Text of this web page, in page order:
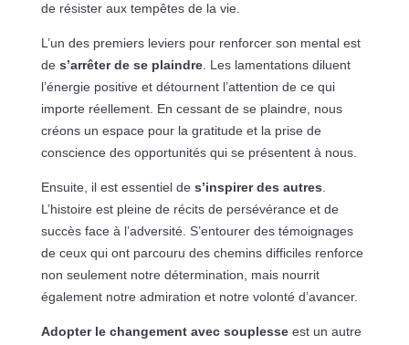
de résister aux tempêtes de la vie.
L’un des premiers leviers pour renforcer son mental est
de s’arrêter de se plaindre. Les lamentations diluent
l’énergie positive et détournent l’attention de ce qui
importe réellement. En cessant de se plaindre, nous
créons un espace pour la gratitude et la prise de
conscience des opportunités qui se présentent à nous.
Ensuite, il est essentiel de s’inspirer des autres.
L’histoire est pleine de récits de persévérance et de
succès face à l’adversité. S’entourer des témoignages
de ceux qui ont parcouru des chemins difficiles renforce
non seulement notre détermination, mais nourrit
également notre admiration et notre volonté d’avancer.
Adopter le changement avec souplesseest un autre